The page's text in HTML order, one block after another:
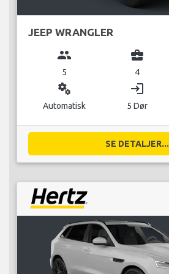
JEEP WRANGLER
group
5
business_center
4
miscellaneous_services
Automatisk
login
5 Dør
SE DETALJER...